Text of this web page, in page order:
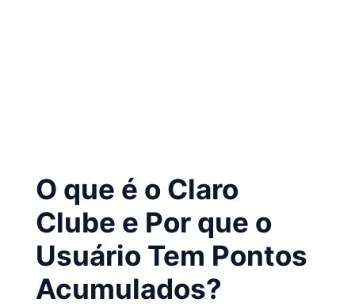
O que é o Claro
Clube e Por que o
Usuário Tem Pontos
Acumulados?